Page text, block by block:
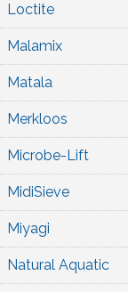
Loctite
Malamix
Matala
Merkloos
Microbe-Lift
MidiSieve
Miyagi
Natural Aquatic